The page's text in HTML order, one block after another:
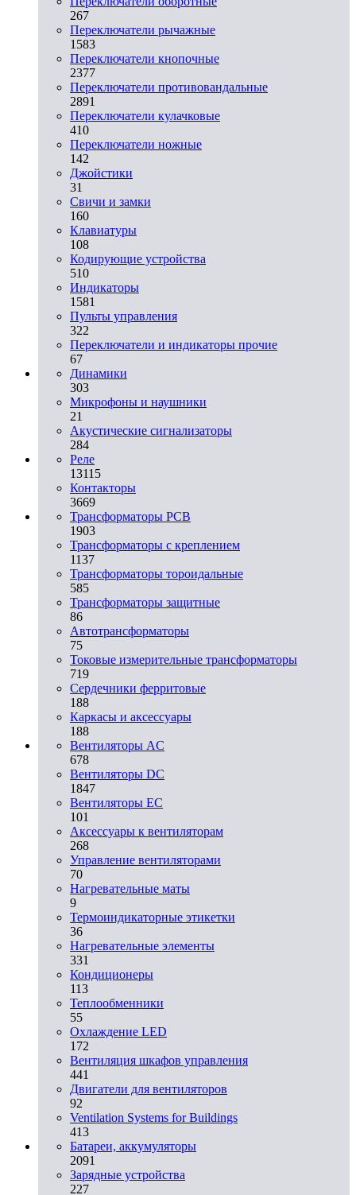
267
Переключатели рычажные
1583
Переключатели кнопочные
2377
Переключатели противовандальные
2891
Переключатели кулачковые
410
Переключатели ножные
142
Джойстики
31
Свичи и замки
160
Клавиатуры
108
Кодирующие устройства
510
Индикаторы
1581
Пульты управления
322
Переключатели и индикаторы прочие
67
Динамики
303
Микрофоны и наушники
21
Акустические сигнализаторы
284
Реле
13115
Контакторы
3669
Трансформаторы PCB
1903
Трансформаторы с креплением
1137
Трансформаторы тороидальные
585
Трансформаторы защитные
86
Автотрансформаторы
75
Токовые измерительные трансформаторы
719
Сердечники ферритовые
188
Каркасы и аксессуары
188
Вентиляторы AC
678
Вентиляторы DC
1847
Вентиляторы EC
101
Аксессуары к вентиляторам
268
Управление вентиляторами
70
Нагревательные маты
9
Термоиндикаторные этикетки
36
Нагревательные элементы
331
Кондиционеры
113
Теплообменники
55
Охлаждение LED
172
Вентиляция шкафов управления
441
Двигатели для вентиляторов
92
Ventilation Systems for Buildings
413
Батареи, аккумуляторы
2091
Зарядные устройства
227